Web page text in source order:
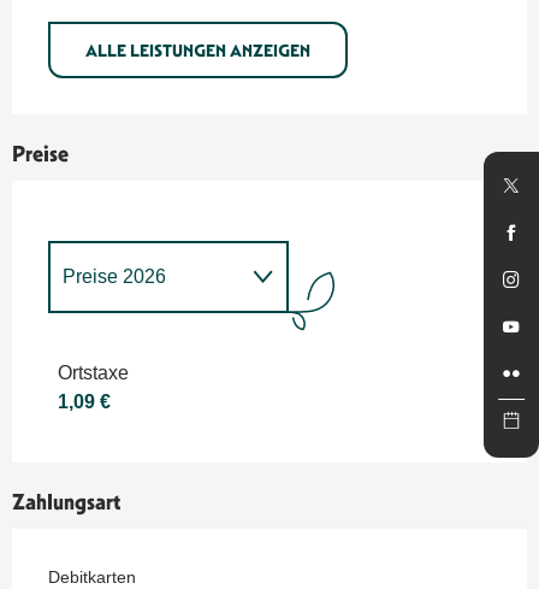
ALLE LEISTUNGEN ANZEIGEN
Preise
Preise 2026
Ortstaxe
1,09 €
Zahlungsart
Debitkarten